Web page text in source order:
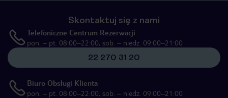
Skontaktuj się z nami
Telefoniczne Centrum Rezerwacji
pon. – pt. 08:00–22:00, sob. – niedz. 09:00–21:00
22 270 31 20
Biuro Obsługi Klienta
pon. – pt. 08:00–22:00, sob. – niedz. 09:00–21:00